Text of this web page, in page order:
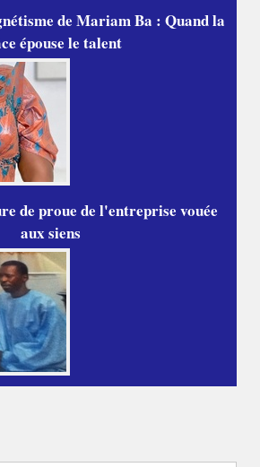
de Mariam Ba : Quand la
épouse le talent
de proue de l'entreprise vouée
aux siens